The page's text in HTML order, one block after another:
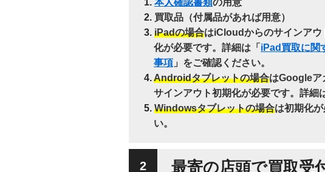
本人確認書類の用意
買取品（付属品があれば用意）
iPadの場合はiCloudからのサインアウ
化が必要です。詳細は「 iPad買取に関
事項 」をご確認ください。
Androidタブレットの場合はGoogleア
サインアウト初期化が必要です。詳細
Windowsタブレットの場合は初期化
い。
最寄の店頭で買取受